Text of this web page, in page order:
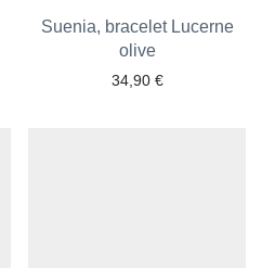
Suenia, bracelet Lucerne
olive
34,90 €